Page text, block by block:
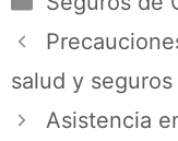
salud y seguros
Asistencia